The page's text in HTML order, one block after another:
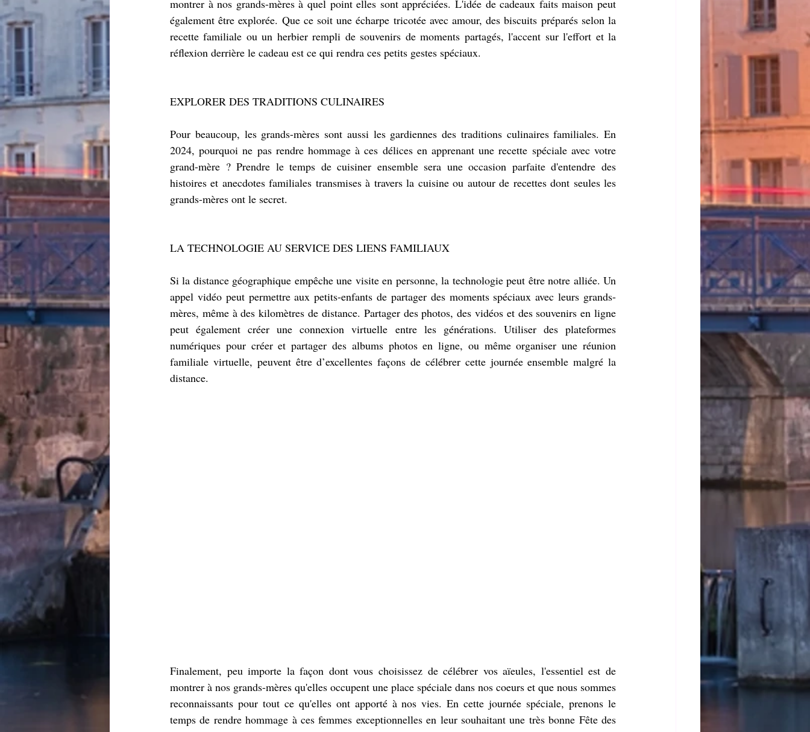
montrer à nos grands-mères à quel point elles sont appréciées. L'idée de cadeaux faits maison peut
également être explorée. Que ce soit une écharpe tricotée avec amour, des biscuits préparés selon la
recette familiale ou un herbier rempli de souvenirs de moments partagés, l'accent sur l'effort et la
réflexion derrière le cadeau est ce qui rendra ces petits gestes spéciaux.
EXPLORER DES TRADITIONS CULINAIRES
Pour beaucoup, les grands-mères sont aussi les gardiennes des traditions culinaires familiales. En
2024, pourquoi ne pas rendre hommage à ces délices en apprenant une recette spéciale avec votre
grand-mère ? Prendre le temps de cuisiner ensemble sera une occasion parfaite d'entendre des
histoires et anecdotes familiales transmises à travers la cuisine ou autour de recettes dont seules les
grands-mères ont le secret.
LA TECHNOLOGIE AU SERVICE DES LIENS FAMILIAUX
Si la distance géographique empêche une visite en personne, la technologie peut être notre alliée. Un
appel vidéo peut permettre aux petits-enfants de partager des moments spéciaux avec leurs grands-
mères, même à des kilomètres de distance. Partager des photos, des vidéos et des souvenirs en ligne
peut également créer une connexion virtuelle entre les générations. Utiliser des plateformes
numériques pour créer et partager des albums photos en ligne, ou même organiser une réunion
familiale virtuelle, peuvent être d’excellentes façons de célébrer cette journée ensemble malgré la
distance.
Finalement, peu importe la façon dont vous choisissez de célébrer vos aïeules, l'essentiel est de
montrer à nos grands-mères qu'elles occupent une place spéciale dans nos coeurs et que nous sommes
reconnaissants pour tout ce qu'elles ont apporté à nos vies. En cette journée spéciale, prenons le
temps de rendre hommage à ces femmes exceptionnelles en leur souhaitant une très bonne Fête des